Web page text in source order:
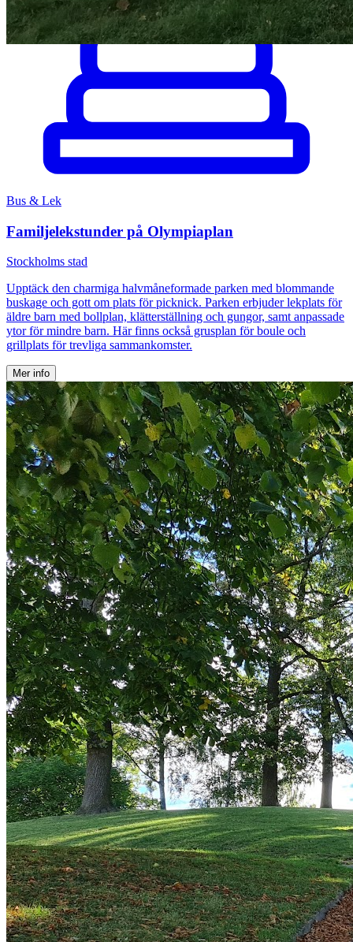
Bus & Lek
Familjelekstunder på Olympiaplan
Stockholms stad
Upptäck den charmiga halvmåneformade parken med blommande
buskage och gott om plats för picknick. Parken erbjuder lekplats för
äldre barn med bollplan, klätterställning och gungor, samt anpassade
ytor för mindre barn. Här finns också grusplan för boule och
grillplats för trevliga sammankomster.
Mer info